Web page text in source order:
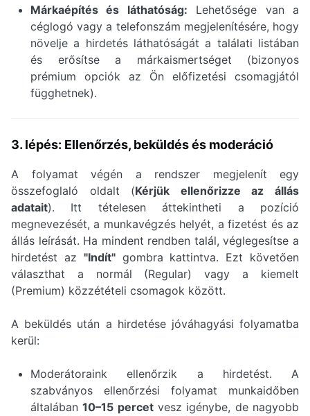
Márkaépítés és láthatóság: Lehetősége van a
céglogó vagy a telefonszám megjelenítésére, hogy
növelje a hirdetés láthatóságát a találati listában
és erősítse a márkaismertséget (bizonyos
prémium opciók az Ön előfizetési csomagjától
függhetnek).
3. lépés: Ellenőrzés, beküldés és moderáció
A folyamat végén a rendszer megjelenít egy
összefoglaló oldalt (Kérjük ellenőrizze az állás
adatait). Itt tételesen áttekintheti a pozíció
megnevezését, a munkavégzés helyét, a fizetést és az
állás leírását. Ha mindent rendben talál, véglegesítse a
hirdetést az "Indít"gombra kattintva. Ezt követően
választhat a normál (Regular) vagy a kiemelt
(Premium) közzétételi csomagok között.
A beküldés után a hirdetése jóváhagyási folyamatba
kerül:
Moderátoraink ellenőrzik a hirdetést. A
szabványos ellenőrzési folyamat munkaidőben
általában10–15 percetvesz igénybe, de nagyobb